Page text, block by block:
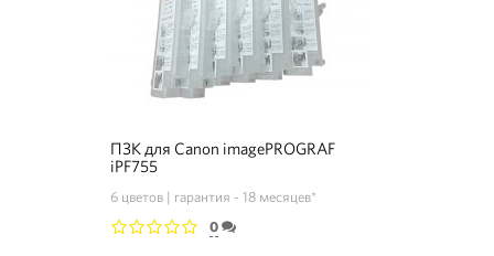
ПЗК для Canon imagePROGRAF
iPF755
6 цветов гарантия - 18 месяцев*
0